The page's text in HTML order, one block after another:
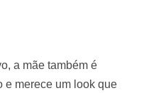
a mãe também é
e merece um look que